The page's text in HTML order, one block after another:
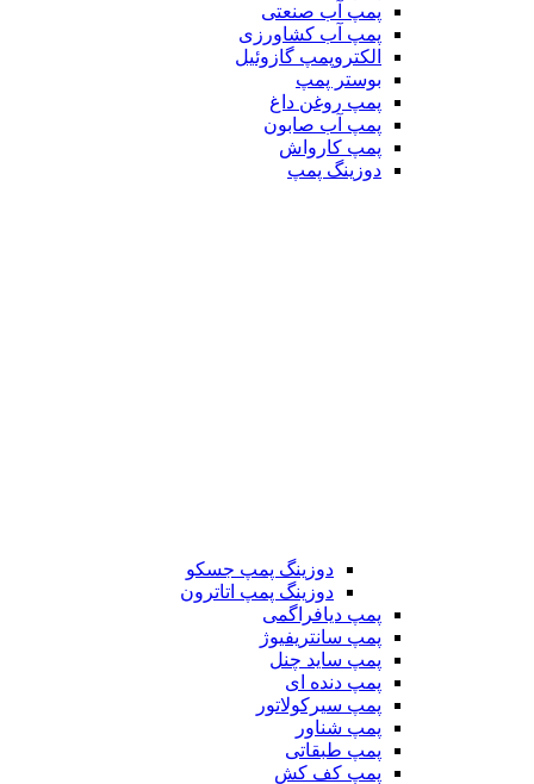
پمپ آب صنعتی
پمپ آب کشاورزی
الکتروپمپ گازوئیل
بوستر پمپ
پمپ روغن داغ
پمپ آب صابون
پمپ کارواش
دوزینگ پمپ
دوزینگ پمپ جسکو
دوزینگ پمپ اتاترون
پمپ دیافراگمی
پمپ سانتریفیوژ
پمپ ساید چنل
پمپ دنده ای
پمپ سیرکولاتور
پمپ شناور
پمپ طبقاتی
پمپ کف کش